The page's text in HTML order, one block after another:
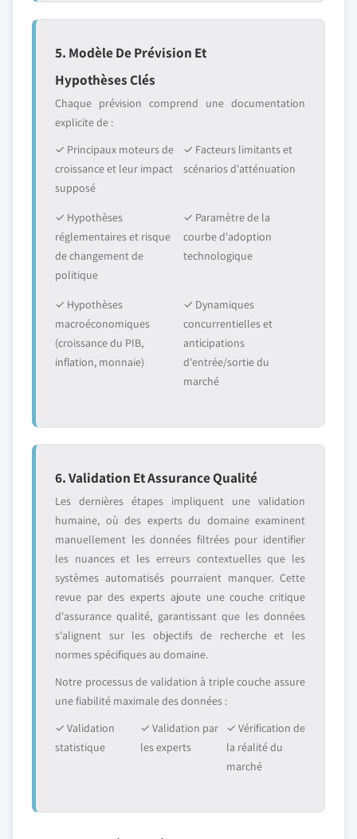
5. Modèle De Prévision Et
Hypothèses Clés
Chaque prévision comprend une documentation
explicite de :
✓ Principaux moteurs de
croissance et leur impact
supposé
✓ Facteurs limitants et
scénarios d'atténuation
✓ Hypothèses
réglementaires et risque
de changement de
politique
✓ Paramètre de la
courbe d'adoption
technologique
✓ Hypothèses
macroéconomiques
(croissance du PIB,
inflation, monnaie)
✓ Dynamiques
concurrentielles et
anticipations
d'entrée/sortie du
marché
6. Validation Et Assurance Qualité
Les dernières étapes impliquent une validation
humaine, où des experts du domaine examinent
manuellement les données filtrées pour identifier
les nuances et les erreurs contextuelles que les
systèmes automatisés pourraient manquer. Cette
revue par des experts ajoute une couche critique
d'assurance qualité, garantissant que les données
s'alignent sur les objectifs de recherche et les
normes spécifiques au domaine.
Notre processus de validation à triple couche assure
une fiabilité maximale des données :
✓ Validation
statistique
✓ Validation par
les experts
✓ Vérification de
la réalité du
marché